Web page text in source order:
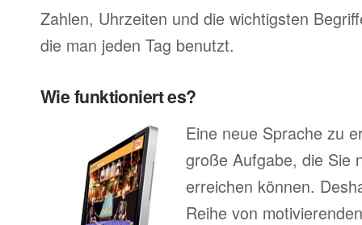
Zahlen, Uhrzeiten und die wichtigsten
die man jeden Tag benutzt.
Wie funktioniert es?
Eine neue Sprache zu
große Aufgabe, die Sie
erreichen können.
Reihe von